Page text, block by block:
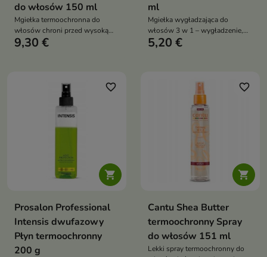
do włosów 150 ml
Mgiełka termoochronna do
włosów chroni przed wysoką
temperaturą, wzmacnia strukturę
9,30 €
ml
Mgiełka wygładzająca do
włosów 3 w 1 – wygładzenie,
odżywienie, ochrona termiczna,
5,20 €

favorite_border
Prosalon Professional
Intensis dwufazowy
Płyn termoochronny
200 g

favorite_border
Cantu Shea Butter
termoochronny Spray
do włosów 151 ml
Lekki spray termoochronny do